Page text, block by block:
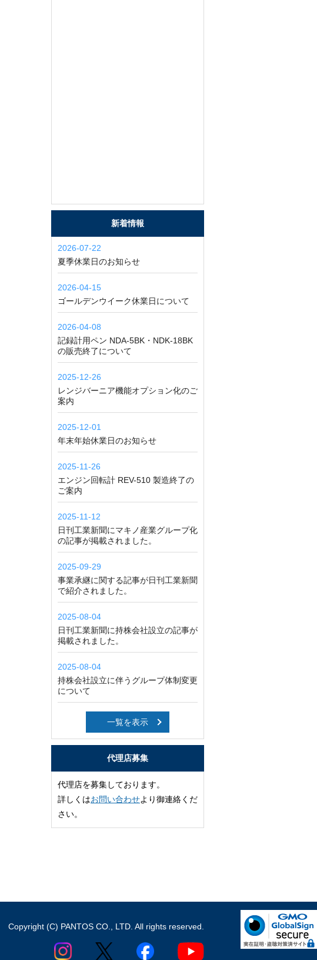
新着情報
2026-07-22
夏季休業日のお知らせ
2026-04-15
ゴールデンウイーク休業日について
2026-04-08
記録計用ペン NDA-5BK・NDK-18BK
の販売終了について
2025-12-26
レンジバーニア機能オプション化のご
案内
2025-12-01
年末年始休業日のお知らせ
2025-11-26
エンジン回転計 REV-510 製造終了の
ご案内
2025-11-12
日刊工業新聞にマキノ産業グループ化
の記事が掲載されました。
2025-09-29
事業承継に関する記事が日刊工業新聞
で紹介されました。
2025-08-04
日刊工業新聞に持株会社設立の記事が
掲載されました。
2025-08-04
持株会社設立に伴うグループ体制変更
について
一覧を表示
代理店募集
代理店を募集しております。
詳しくはお問い合わせより御連絡くだ
さい。
Copyright (C) PANTOS CO., LTD. All rights reserved.